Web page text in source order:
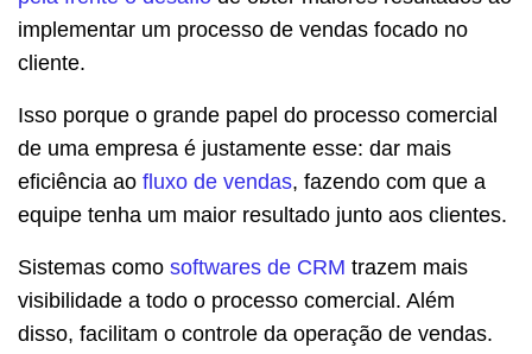
implementar um processo de vendas focado no
cliente.
Isso porque o grande papel do processo comercial
de uma empresa é justamente esse: dar mais
eficiência ao fluxo de vendas, fazendo com que a
equipe tenha um maior resultado junto aos clientes.
Sistemas como softwares de CRM trazem mais
visibilidade a todo o processo comercial. Além
disso, facilitam o controle da operação de vendas.